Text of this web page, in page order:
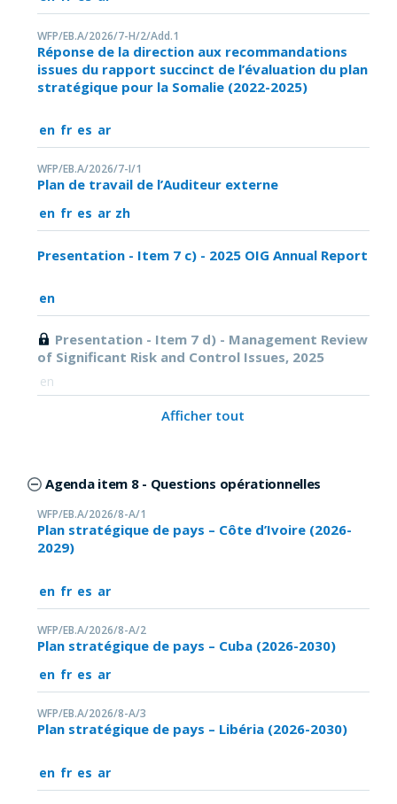
WFP/EB.A/2026/7-H/2/Add.1
Réponse de la direction aux recommandations
issues du rapport succinct de l’évaluation du plan
stratégique pour la Somalie (2022-2025)
en fr es ar
WFP/EB.A/2026/7-I/1
Plan de travail de l’Auditeur externe
en fr es ar zh
Presentation - Item 7 c) - 2025 OIG Annual Report
en
Presentation - Item 7 d) - Management Review
of Significant Risk and Control Issues, 2025
en
Afficher tout
Agenda item 8 - Questions opérationnelles
WFP/EB.A/2026/8-A/1
Plan stratégique de pays – Côte d’Ivoire (2026-
2029)
en fr es ar
WFP/EB.A/2026/8-A/2
Plan stratégique de pays – Cuba (2026-2030)
en fr es ar
WFP/EB.A/2026/8-A/3
Plan stratégique de pays – Libéria (2026-2030)
en fr es ar